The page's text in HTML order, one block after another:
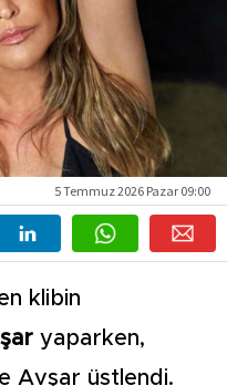
5 Temmuz 2026 Pazar 09:00
klibin
yaparken,
Avşar üstlendi.